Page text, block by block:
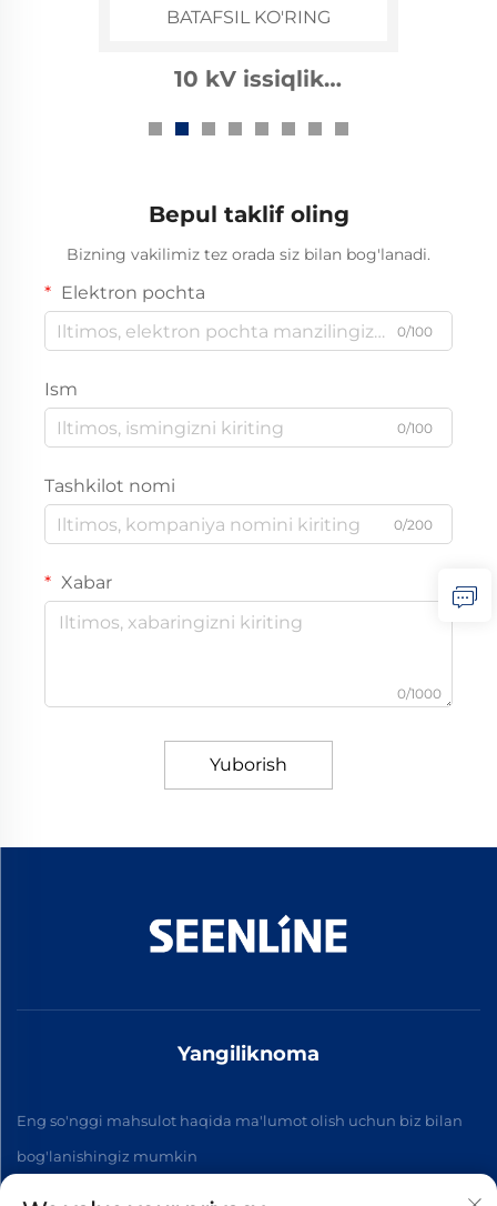
BATAFSIL KO'RING
10 kV issiqlik
tayoqchalari qoplamasi
Bepul taklif oling
Bizning vakilimiz tez orada siz bilan bog'lanadi.
Elektron pochta
0/100
Ism
0/100
Tashkilot nomi
0/200
Xabar
0/1000
Yuborish
Yangiliknoma
Eng so'nggi mahsulot haqida ma'lumot olish uchun biz bilan
bog'lanishingiz mumkin